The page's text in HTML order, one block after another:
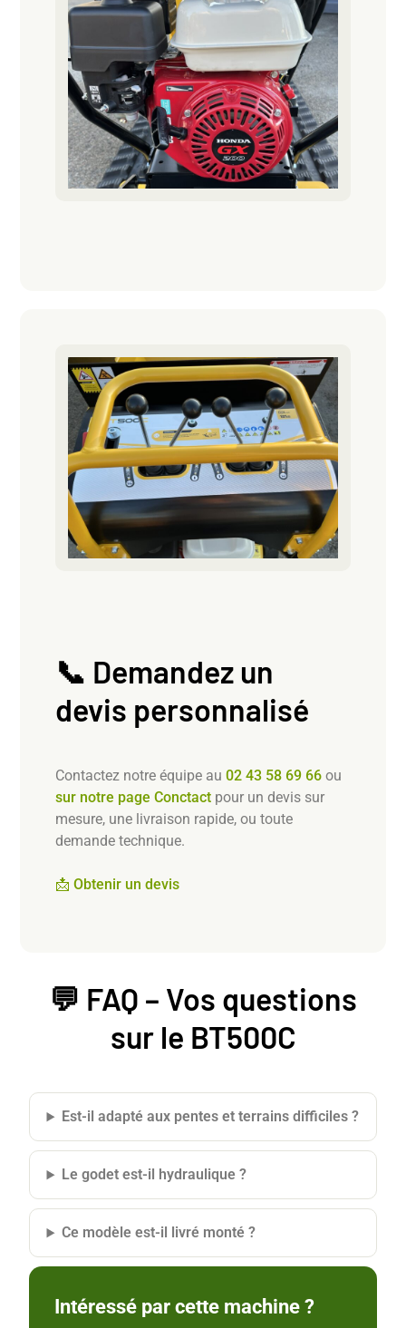
📞 Demandez un
devis personnalisé
Contactez notre équipe au02 43 58 69 66 ou
sur notre page Conctact pour un devis sur
mesure, une livraison rapide, ou toute
demande technique.
📩 Obtenir un devis
💬 FAQ – Vos questions
sur le BT500C
Est-il adapté aux pentes et terrains difficiles ?
Le godet est-il hydraulique ?
Ce modèle est-il livré monté ?
Intéressé par cette machine ?